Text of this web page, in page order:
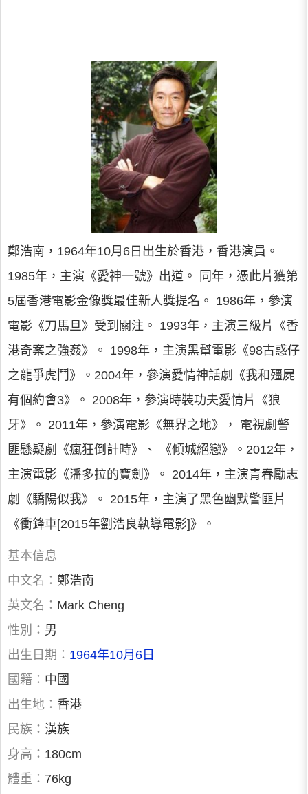
鄭浩南，1964年10月6日出生於香港，香港演員。
1985年，主演《愛神一號》出道。 同年，憑此片獲第
5屆香港電影金像獎最佳新人獎提名。 1986年，參演
電影《刀馬旦》受到關注。 1993年，主演三級片《香
港奇案之強姦》。 1998年，主演黑幫電影《98古惑仔
之龍爭虎鬥》。2004年，參演愛情神話劇《我和殭屍
有個約會3》。 2008年，參演時裝功夫愛情片《狼
牙》。 2011年，參演電影《無界之地》， 電視劇警
匪懸疑劇《瘋狂倒計時》、 《傾城絕戀》。2012年，
主演電影《潘多拉的寶劍》。 2014年，主演青春勵志
劇《驕陽似我》。 2015年，主演了黑色幽默警匪片
《衝鋒車[2015年劉浩良執導電影]》。
基本信息
中文名： 鄭浩南
英文名： Mark Cheng
性別： 男
出生日期： 1964年10月6日
國籍： 中國
出生地： 香港
民族： 漢族
身高： 180cm
體重： 76kg